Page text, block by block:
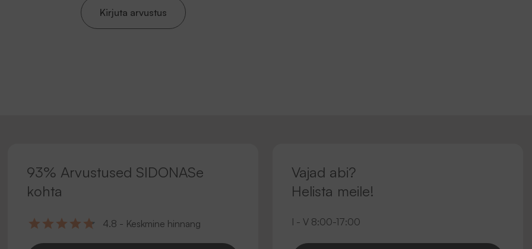
Kirjuta arvustus
93% Arvustused SIDONASe
kohta
4.8 - Keskmine hinnang
Vajad abi?
Helista meile!
I - V 8:00-17:00